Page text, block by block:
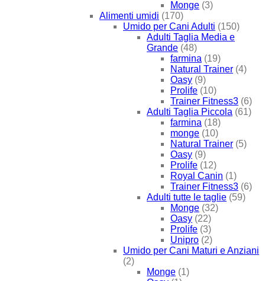
Monge (3)
Alimenti umidi (170)
Umido per Cani Adulti (150)
Adulti Taglia Media e
Grande (48)
farmina (19)
Natural Trainer (4)
Oasy (9)
Prolife (10)
Trainer Fitness3 (6)
Adulti Taglia Piccola (61)
farmina (18)
monge (10)
Natural Trainer (5)
Oasy (9)
Prolife (12)
Royal Canin (1)
Trainer Fitness3 (6)
Adulti tutte le taglie (59)
Monge (32)
Oasy (22)
Prolife (3)
Unipro (2)
Umido per Cani Maturi e Anziani
(2)
Monge (1)